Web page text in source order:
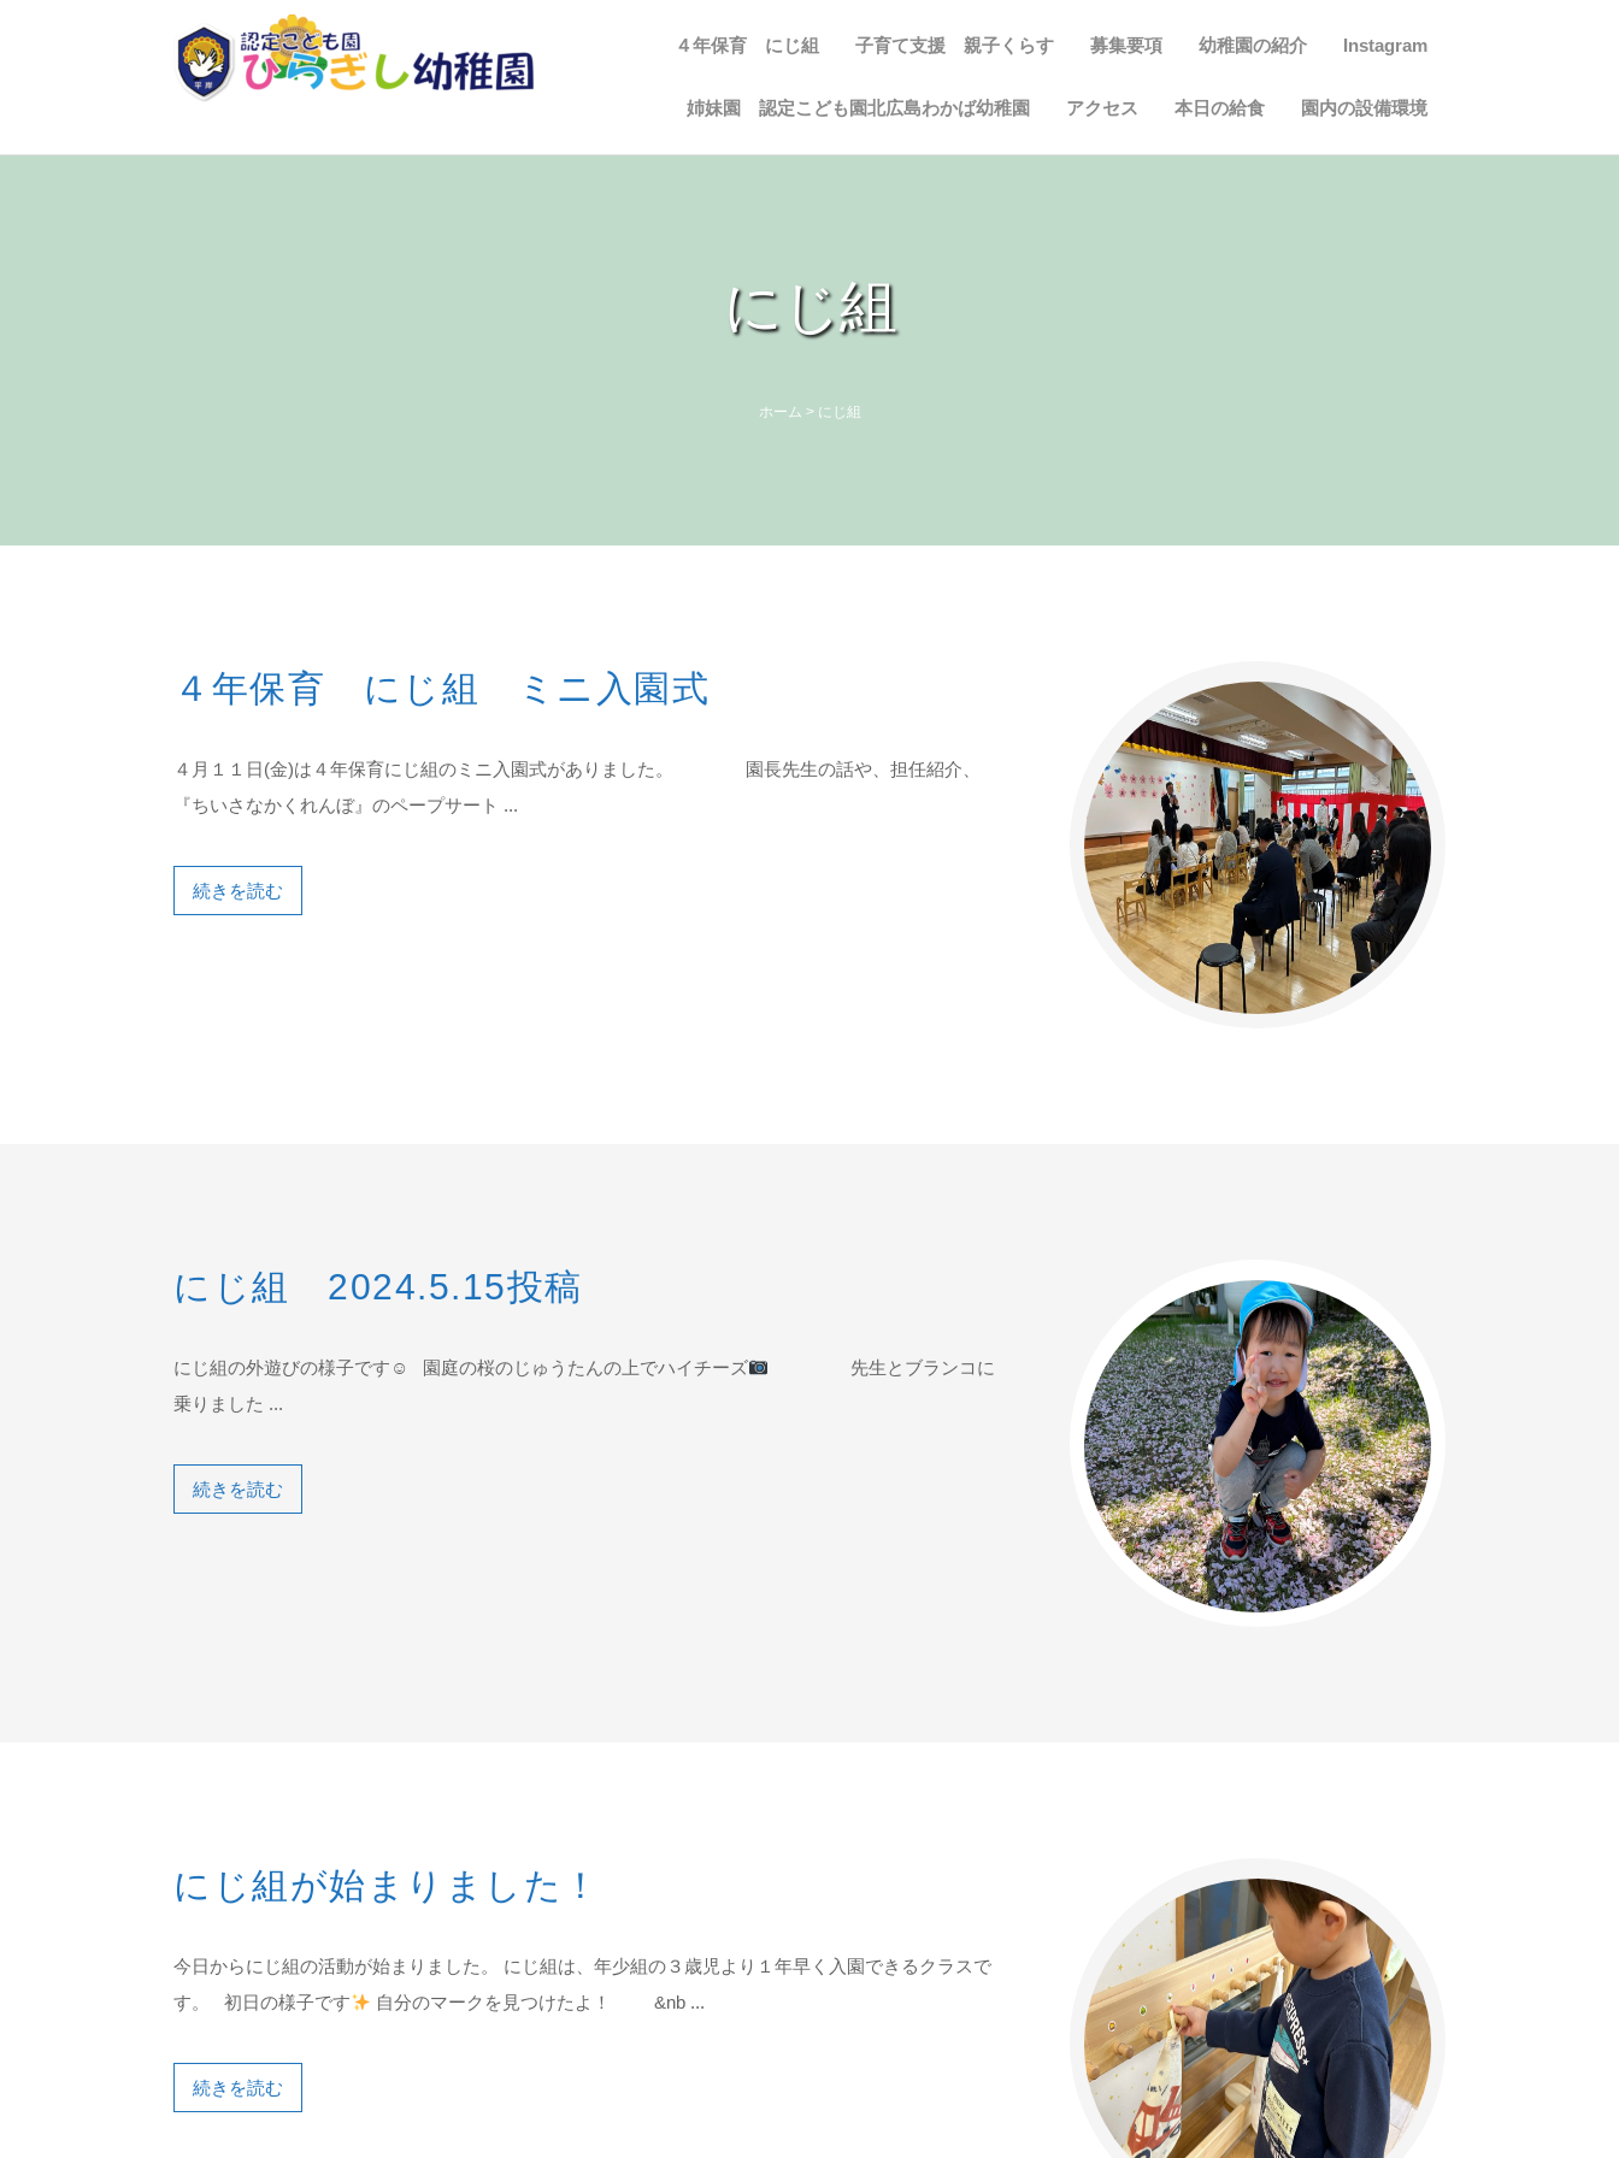
Instagram
幼稚園の紹介
募集要項
子育て支援 親子くらす
４年保育 にじ組
園内の設備環境
本日の給食
アクセス
姉妹園 認定こども園北広島わかば幼稚園
にじ組
ホーム > にじ組
４年保育 にじ組 ミニ入園式
４月１１日(金)は４年保育にじ組のミニ入園式がありました。 園長先生の話や、担任紹介、
『ちいさなかくれんぼ』のペープサート ...
続きを読む
にじ組 2024.5.15投稿
にじ組の外遊びの様子です☺ 園庭の桜のじゅうたんの上でハイチーズ
先生とブランコに
乗りました ...
続きを読む
にじ組が始まりました！
今日からにじ組の活動が始まりました。 にじ組は、年少組の３歳児より１年早く入園できるクラスで
す。 初日の様子です
自分のマークを見つけたよ！ &nb ...
続きを読む